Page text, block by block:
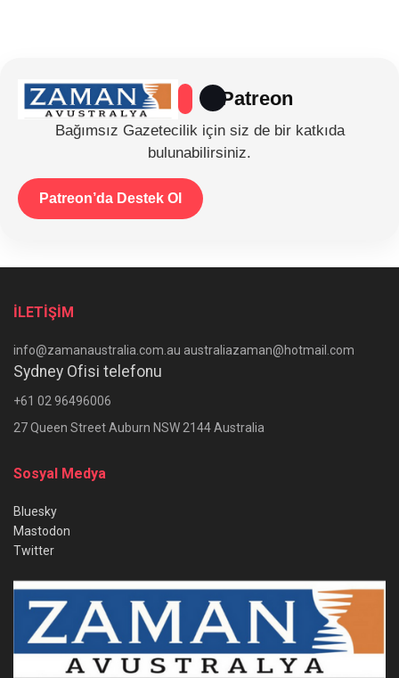
Patreon
Bağımsız Gazetecilik için siz de bir katkıda
bulunabilirsiniz.
Patreon’da Destek Ol
İLETİŞİM
info@zamanaustralia.com.au australiazaman@hotmail.com
Sydney Ofisi telefonu
+61 02 96496006
27 Queen Street Auburn NSW 2144 Australia
Sosyal Medya
Bluesky
Mastodon
Twitter